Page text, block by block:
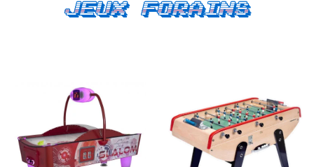
Jeux forains